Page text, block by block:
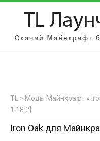
АВТОРИЗАЦИЯ НА
TL » Моды Майнкрафт »
1.18.2]
Iron Oak для